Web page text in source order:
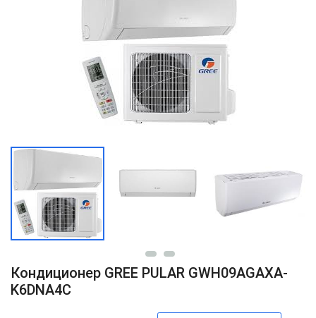
Кондиционер GREE PULAR GWH09AGAXA-
K6DNA4C